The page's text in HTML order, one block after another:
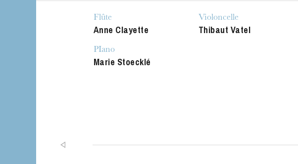
Flûte
Anne Clayette
Violoncelle
Thibaut Vatel
PIano
Marie Stoecklé